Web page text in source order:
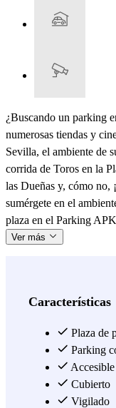
¿Buscando un parking
numerosas tiendas y
Sevilla, el ambiente de
corrida de Toros en la
las Dueñas y, cómo no,
sumérgete en el
plaza en el Parking
Ver más
Características
Plaza de
Parking
Cubierto
Vigilado